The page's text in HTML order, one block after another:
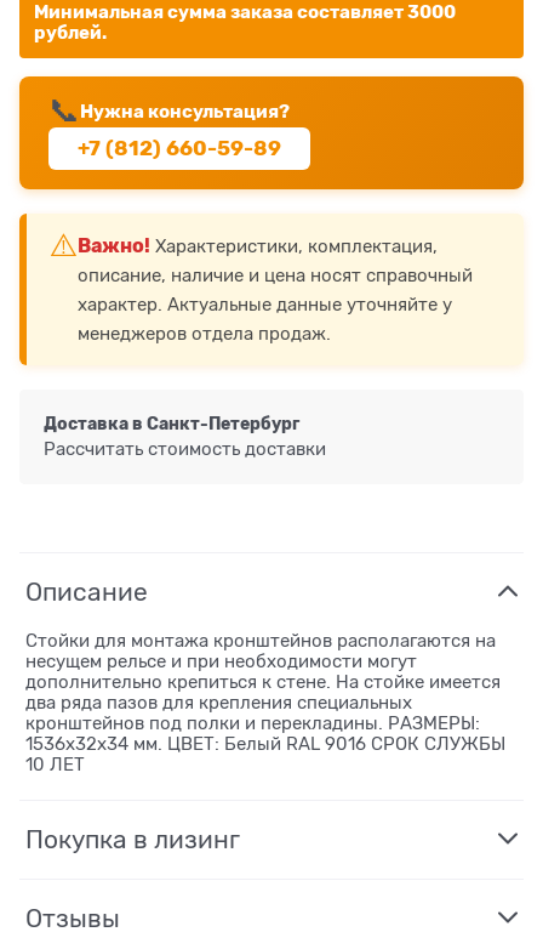
Минимальная сумма заказа составляет 3000
рублей.
📞 Нужна консультация?
+7 (812) 660-59-89
⚠️ Важно! Характеристики, комплектация,
описание, наличие и цена носят справочный
характер. Актуальные данные уточняйте у
менеджеров отдела продаж.
Доставка в Санкт-Петербург
Рассчитать стоимость доставки
Описание
Стойки для монтажа кронштейнов располагаются на
несущем рельсе и при необходимости могут
дополнительно крепиться к стене. На стойке имеется
два ряда пазов для крепления специальных
кронштейнов под полки и перекладины. РАЗМЕРЫ:
1536х32х34 мм. ЦВЕТ: Белый RAL 9016 СРОК СЛУЖБЫ
10 ЛЕТ
Покупка в лизинг
Отзывы